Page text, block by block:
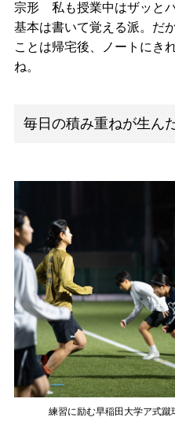
宗形 私も授業中はザッと
基本は書いて覚える派。だ
ことは帰宅後、ノートにき
ね。
毎日の積み重ねが生ん
練習に励む早稲田大学ア式蹴